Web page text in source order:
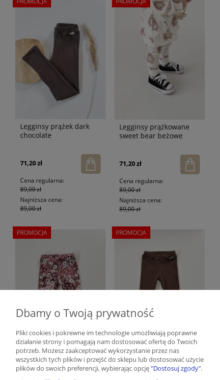
Legginsy prążek dark
chocolate
71,20 zł
Cena regularna:
89,00 zł
Najniższa cena:
89,00 zł
Legginsy prążkowane
sweet bear beżowe
71,20 zł
Cena regularna:
89,00 zł
Najniższa cena:
89,00 zł
Legginsy prążkowane
berry floral
PROMOCJA
Legginsy basic
prążkowane kakao
PROMOCJA
Dbamy o Twoją prywatność
Pliki cookies i pokrewne im technologie umożliwiają poprawne
działanie strony i pomagają nam dostosować ofertę do Twoich
potrzeb. Możesz zaakceptować wykorzystanie przez nas
wszystkich tych plików i przejść do sklepu lub dostosować użycie
plików do swoich preferencji, wybierając opcję"Dostosuj zgody".